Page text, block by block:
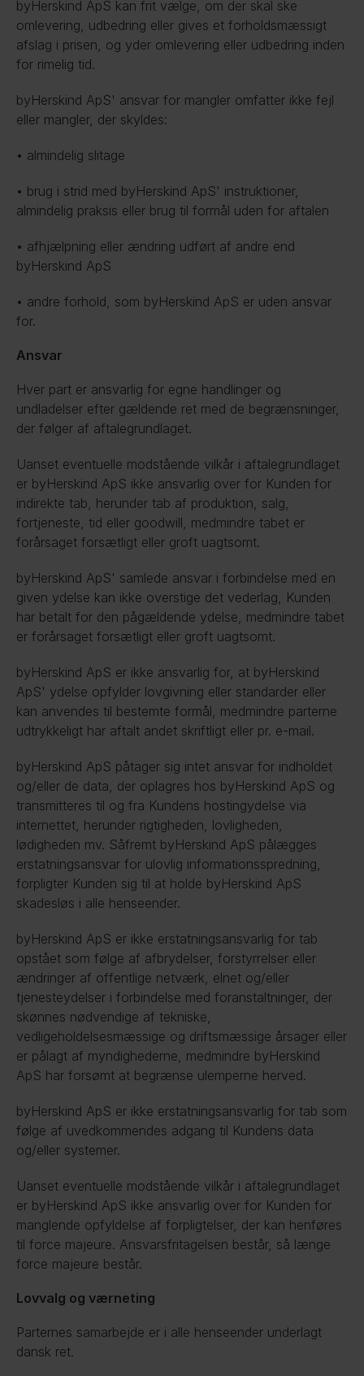
byHerskind ApS kan frit vælge, om der skal ske
omlevering, udbedring eller gives et forholdsmæssigt
afslag i prisen, og yder omlevering eller udbedring inden
for rimelig tid.
byHerskind ApS' ansvar for mangler omfatter ikke fejl
eller mangler, der skyldes:
• almindelig slitage
• brug i strid med byHerskind ApS' instruktioner,
almindelig praksis eller brug til formål uden for aftalen
• afhjælpning eller ændring udført af andre end
byHerskind ApS
• andre forhold, som byHerskind ApS er uden ansvar
for.
Ansvar
Hver part er ansvarlig for egne handlinger og
undladelser efter gældende ret med de begrænsninger,
der følger af aftalegrundlaget.
Uanset eventuelle modstående vilkår i aftalegrundlaget
er byHerskind ApS ikke ansvarlig over for Kunden for
indirekte tab, herunder tab af produktion, salg,
fortjeneste, tid eller goodwill, medmindre tabet er
forårsaget forsætligt eller groft uagtsomt.
byHerskind ApS' samlede ansvar i forbindelse med en
given ydelse kan ikke overstige det vederlag, Kunden
har betalt for den pågældende ydelse, medmindre tabet
er forårsaget forsætligt eller groft uagtsomt.
byHerskind ApS er ikke ansvarlig for, at byHerskind
ApS' ydelse opfylder lovgivning eller standarder eller
kan anvendes til bestemte formål, medmindre parterne
udtrykkeligt har aftalt andet skriftligt eller pr. e-mail.
byHerskind ApS påtager sig intet ansvar for indholdet
og/eller de data, der oplagres hos byHerskind ApS og
transmitteres til og fra Kundens hostingydelse via
internettet, herunder rigtigheden, lovligheden,
lødigheden mv. Såfremt byHerskind ApS pålægges
erstatningsansvar for ulovlig informationsspredning,
forpligter Kunden sig til at holde byHerskind ApS
skadesløs i alle henseender.
byHerskind ApS er ikke erstatningsansvarlig for tab
opstået som følge af afbrydelser, forstyrrelser eller
ændringer af offentlige netværk, elnet og/eller
tjenesteydelser i forbindelse med foranstaltninger, der
skønnes nødvendige af tekniske,
vedligeholdelsesmæssige og driftsmæssige årsager eller
er pålagt af myndighederne, medmindre byHerskind
ApS har forsømt at begrænse ulemperne herved.
byHerskind ApS er ikke erstatningsansvarlig for tab som
følge af uvedkommendes adgang til Kundens data
og/eller systemer.
Uanset eventuelle modstående vilkår i aftalegrundlaget
er byHerskind ApS ikke ansvarlig over for Kunden for
manglende opfyldelse af forpligtelser, der kan henføres
til force majeure. Ansvarsfritagelsen består, så længe
force majeure består.
Lovvalg og værneting
Parternes samarbejde er i alle henseender underlagt
dansk ret.